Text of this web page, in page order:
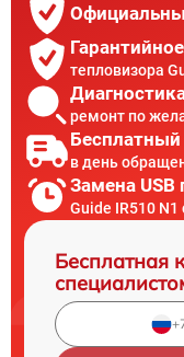
тепловизора
ремонт по
в день
Замена USB
Guide IR510 N1
Бесплатная